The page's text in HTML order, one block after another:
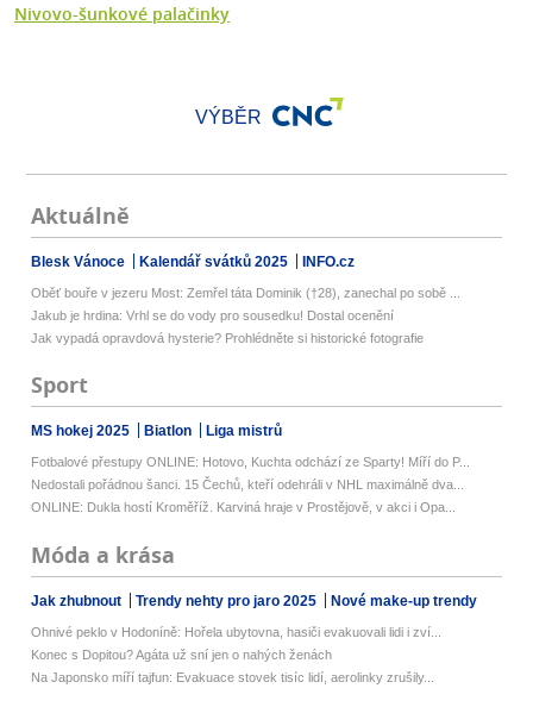
Nivovo-šunkové palačinky
VÝBĚR
Aktuálně
Blesk Vánoce Kalendář svátků 2025 INFO.cz
Oběť bouře v jezeru Most: Zemřel táta Dominik (†28), zanechal po sobě ...
Jakub je hrdina: Vrhl se do vody pro sousedku! Dostal ocenění
Jak vypadá opravdová hysterie? Prohlédněte si historické fotografie
Sport
MS hokej 2025 Biatlon Liga mistrů
Fotbalové přestupy ONLINE: Hotovo, Kuchta odchází ze Sparty! Míří do P...
Nedostali pořádnou šanci. 15 Čechů, kteří odehráli v NHL maximálně dva...
ONLINE: Dukla hostí Kroměříž. Karviná hraje v Prostějově, v akci i Opa...
Móda a krása
Jak zhubnout Trendy nehty pro jaro 2025 Nové make-up trendy
Ohnivé peklo v Hodoníně: Hořela ubytovna, hasiči evakuovali lidi i zví...
Konec s Dopitou? Agáta už sní jen o nahých ženách
Na Japonsko míří tajfun: Evakuace stovek tisíc lidí, aerolinky zrušily...